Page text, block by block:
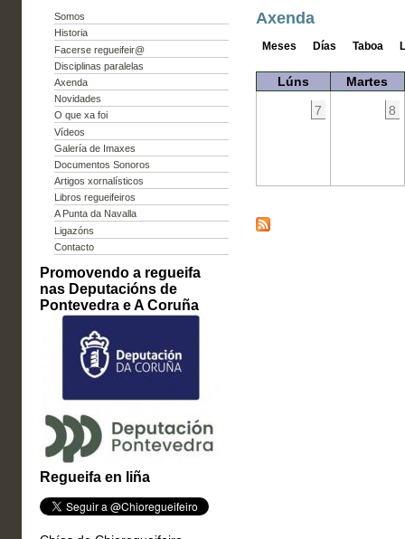
Somos
Historia
Facerse regueifeir@
Disciplinas paralelas
Axenda
Novidades
O que xa foi
Vídeos
Galería de Imaxes
Documentos Sonoros
Artigos xornalísticos
Libros regueifeiros
A Punta da Navalla
Ligazóns
Contacto
Promovendo a regueifa
nas Deputacións de
Pontevedra e A Coruña
Regueifa en liña
Axenda
Meses Días Taboa
Lúns
Martes
7
8